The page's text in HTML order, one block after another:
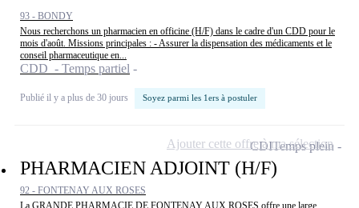
93 - BONDY
Nous recherchons un pharmacien en officine (H/F) dans le cadre d'un CDD pour le
mois d'août. Missions principales : - Assurer la dispensation des médicaments et le
conseil pharmaceutique en...
CDD - Temps partiel
Publié il y a plus de 30 jours Soyez parmi les 1ers à postuler
PHARMACIEN ADJOINT (H/F)
92 - FONTENAY AUX ROSES
La GRANDE PHARMACIE DE FONTENAY AUX ROSES offre une large
CDITemps plein
Ajouter cette offre à ma sélection